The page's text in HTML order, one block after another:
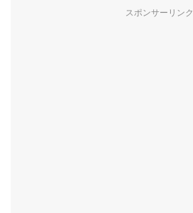
スポンサーリンク